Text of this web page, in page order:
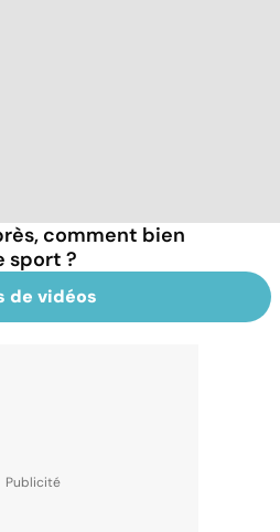
comment bien
sport ?
de vidéos